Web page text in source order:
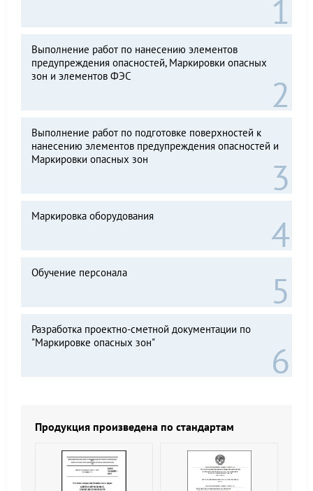
Выполнение работ по нанесению элементов
предупреждения опасностей, Маркировки опасных
зон и элементов ФЭС
Выполнение работ по подготовке поверхностей к
нанесению элементов предупреждения опасностей и
Маркировки опасных зон
Маркировка оборудования
Обучение персонала
Разработка проектно-сметной документации по
"Маркировке опасных зон"
Продукция произведена по стандартам